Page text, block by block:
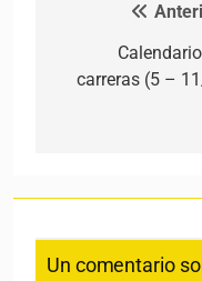
carreras (5 –
Un comentario